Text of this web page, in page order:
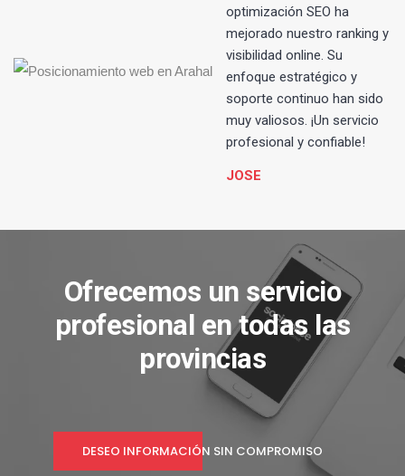
optimización SEO ha
mejorado nuestro ranking y
visibilidad online. Su
enfoque estratégico y
soporte continuo han sido
muy valiosos. ¡Un servicio
profesional y confiable!
JOSE
Ofrecemos un servicio
profesional en todas las
provincias
DESEO INFORMACIÓN SIN COMPROMISO